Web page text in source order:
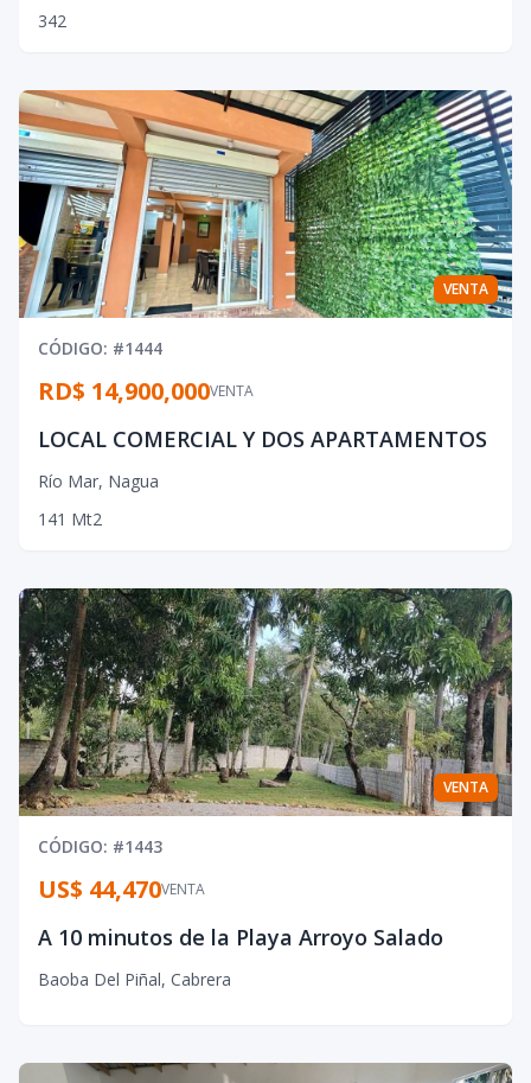
342
VENTA
CÓDIGO: #1444
VENTA
RD$ 14,900,000
LOCAL COMERCIAL Y DOS APARTAMENTOS
Río Mar, Nagua
141 Mt2
VENTA
CÓDIGO: #1443
VENTA
US$ 44,470
A 10 minutos de la Playa Arroyo Salado
Baoba Del Piñal, Cabrera